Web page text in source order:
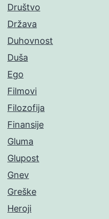
Društvo
Država
Duhovnost
Duša
Ego
Filmovi
Filozofija
Finansije
Gluma
Glupost
Gnev
Greške
Heroji